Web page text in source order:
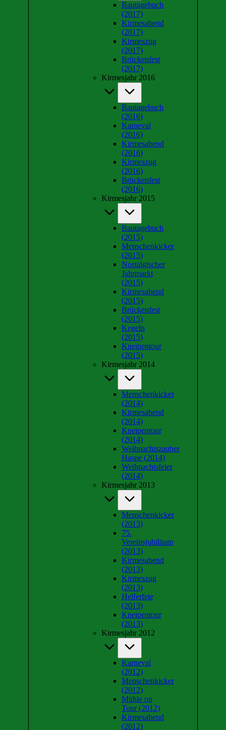
Bautagebuch
(2017)
Kirmesabend
(2017)
Kirmeszug
(2017)
Brückenfest
(2017)
Kirmesjahr 2016
Bautagebuch
(2016)
Karneval
(2016)
Kirmesabend
(2016)
Kirmeszug
(2016)
Brückenfest
(2016)
Kirmesjahr 2015
Bautagebuch
(2015)
Menschenkicker
(2015)
Nostalgischer
Jahrmarkt
(2015)
Kirmesabend
(2015)
Brückenfest
(2015)
Kegeln
(2015)
Kneipentour
(2015)
Kirmesjahr 2014
Menschenkicker
(2014)
Kirmesabend
(2014)
Kneipentour
(2014)
Weihnachtszauber
Haspe (2014)
Weihnachtsfeier
(2014)
Kirmesjahr 2013
Menschenkicker
(2013)
75.
Vereinsjubiläum
(2013)
Kirmesabend
(2013)
Kirmeszug
(2013)
Helferfete
(2013)
Kneipentour
(2013)
Kirmesjahr 2012
Karneval
(2012)
Menschenkicker
(2012)
Mühle on
Tour (2012)
Kirmesabend
(2012)